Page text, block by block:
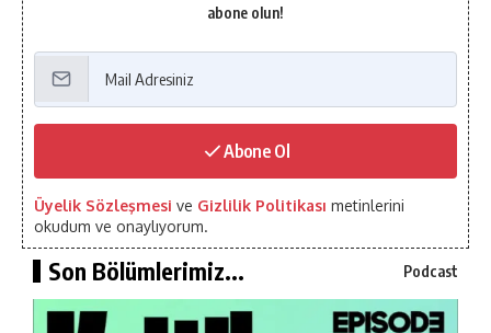
abone olun!
Abone Ol
Üyelik Sözleşmesi ve Gizlilik Politikası metinlerini
okudum ve onaylıyorum.
Son Bölümlerimiz... Podcast